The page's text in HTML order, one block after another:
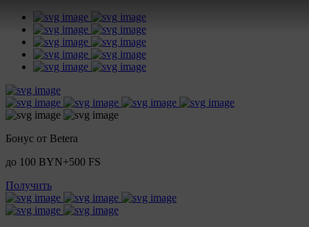
Бонус от Betera
до 100 BYN+500 FS
Получить